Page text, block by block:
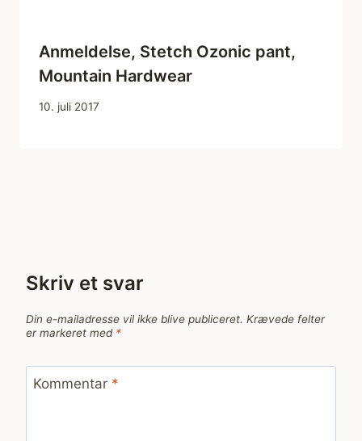
Anmeldelse, Stetch Ozonic pant,
Mountain Hardwear
10. juli 2017
Skriv et svar
Din e-mailadresse vil ikke blive publiceret. Krævede felter
er markeret med *
Kommentar *